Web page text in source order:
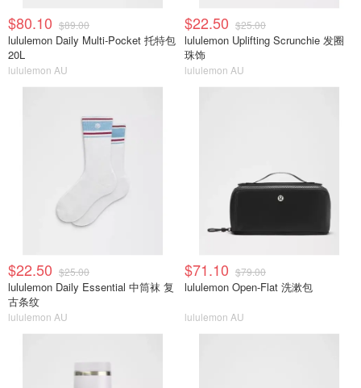
$80.10 $89.00
lululemon Daily Multi-Pocket 托特包
20L
lululemon AU
$22.50 $25.00
lululemon Uplifting Scrunchie 发圈
珠饰
lululemon AU
$22.50 $25.00
lululemon Daily Essential 中筒袜 复
古条纹
lululemon AU
$71.10 $79.00
lululemon Open-Flat 洗漱包
lululemon AU